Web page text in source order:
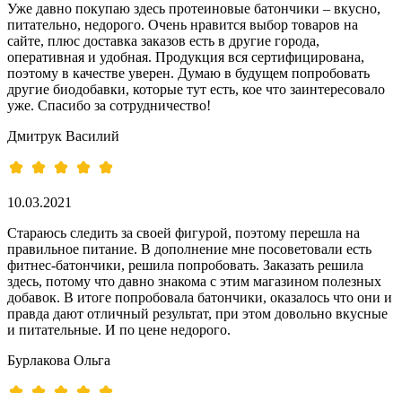
Уже давно покупаю здесь протеиновые батончики – вкусно,
питательно, недорого. Очень нравится выбор товаров на
сайте, плюс доставка заказов есть в другие города,
оперативная и удобная. Продукция вся сертифицирована,
поэтому в качестве уверен. Думаю в будущем попробовать
другие биодобавки, которые тут есть, кое что заинтересовало
уже. Спасибо за сотрудничество!
Дмитрук Василий
10.03.2021
Стараюсь следить за своей фигурой, поэтому перешла на
правильное питание. В дополнение мне посоветовали есть
фитнес-батончики, решила попробовать. Заказать решила
здесь, потому что давно знакома с этим магазином полезных
добавок. В итоге попробовала батончики, оказалось что они и
правда дают отличный результат, при этом довольно вкусные
и питательные. И по цене недорого.
Бурлакова Ольга